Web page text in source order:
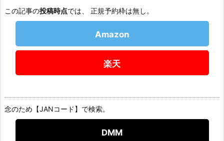
この記事の投稿時点では、 正規予約枠は無し。
Amazon
楽天
念のため【JANコード】で検索。
DMM